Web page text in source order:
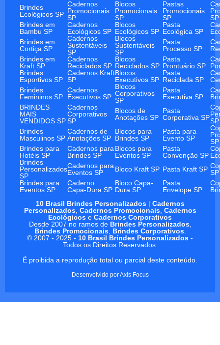
Brindes
Ecológicos SP
Cadernos
Promocionais
SP
Blocos
Promocionais
SP
Pastas
Promocionais
SP
SP
Brindes em
Bambu SP
Cadernos
Ecológicos SP
Blocos
Ecológicos SP
Pasta
Ecológica SP
Brindes em
Cortiça SP
Cadernos
Sustentáveis
SP
Blocos
Sustentáveis
SP
Pasta
Processo SP
Brindes em
Kraft SP
Cadernos
Reciclados SP
Blocos
Reciclados SP
Pasta
Prontuário SP
Brindes
Esportivos SP
Cadernos Kraft
SP
Blocos
Executivos SP
Pasta
Reciclada SP
Brindes
Femininos SP
Cadernos
Executivos SP
Blocos
Corporativos
SP
Pasta
Executiva SP
BRINDES
MAIS
VENDIDOS SP
Cadernos
Corporativos
SP
Blocos de
Anotações SP
Pasta
Corporativa SPSP
Brindes
Masculinos SP
Cadernos de
Anotações SP
Blocos para
Brindes SP
Pasta para
Evento SP
SP
Brindes para
Hotéis SP
Cadernos para
Brindes SP
Blocos para
Eventos SP
Pasta
Convenção SP
Brindes
Personalizados
SP
Cadernos para
Eventos SP
Bloco Kraft SP Pasta Kraft SP SP
Brindes para
Eventos SP
Caderno
Capa-Dura SP
Bloco Capa-
Dura SP
Pasta
Envelope SP
10 Brasil Brindes Personalizados| Cadernos
Personalizados, Cadernos Promocionais, Cadernos
Ecológicos e Cadernos Corporativos
Desde 2007 no ramos de Brindes Personalizados,
Brindes Promocionais, Brindes Corporativos.
© 2007 - 2025 - 10 Brasil Brindes Personalizados -
Todos os Direitos Reservados.
É proibida a reprodução total ou parcial deste conteúdo.
Desenvolvido porAxis Focus